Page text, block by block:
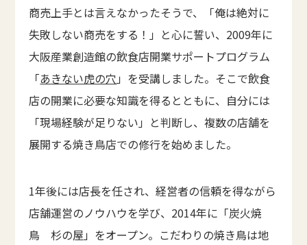
商売上手とは言えなかったそうで、「俺は絶対に
失敗しない商売をする！」と心に誓い、2009年に
大阪産業創造館の飲食店開業サポートプログラム
「あきない虎の穴 」を受講しました。そこで飲食
店の開業に必要な知識を得るとともに、自分には
「現場経験が足りない」と判断し、複数の店舗を
展開する焼き鳥店での修行を始めました。
1年後には店長を任され、経営者の信頼を得ながら
店舗運営のノウハウを学び、2014年に「炭火焼
鳥 杉の屋」をオープン。こだわりの焼き鳥は地